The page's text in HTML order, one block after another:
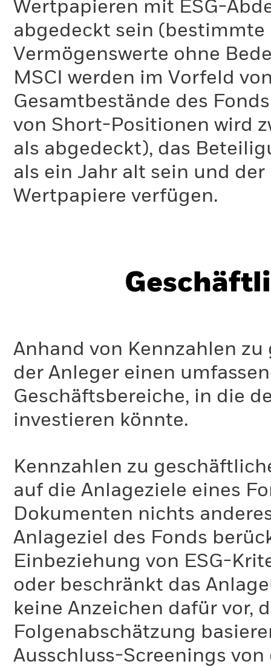
Wertpapieren mit ESG-
abgedeckt sein
Vermögenswerte ohne
MSCI werden im Vorfeld
Gesamtbestände des
von Short-Positionen wird
als abgedeckt), das
als ein Jahr alt sein und
Wertpapiere verfügen.
Anhand von Kennzahlen
der Anleger einen
Geschäftsbereiche, in die
investieren könnte.
Kennzahlen zu
auf die Anlageziele eines
Dokumenten nichts
Anlageziel des Fonds
Einbeziehung von ESG-
oder beschränkt das
keine Anzeichen dafür vor,
Folgenabschätzung
Ausschluss-Screenings